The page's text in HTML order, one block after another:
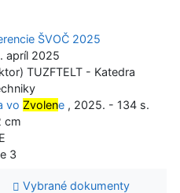
ŠVOČ 2025
apríl 2025
TUZFTELT - Katedra
vo Zvolene , 2025. - 134 s.
cm
3
Vybrané dokumenty